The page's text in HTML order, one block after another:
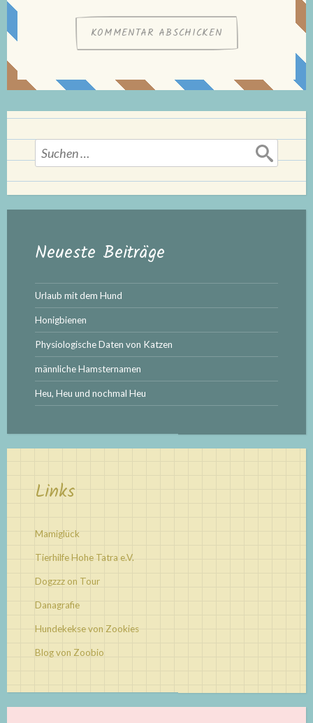
Suchen
nach:
Neueste Beiträge
Urlaub mit dem Hund
Honigbienen
Physiologische Daten von Katzen
männliche Hamsternamen
Heu, Heu und nochmal Heu
Links
Mamiglück
Tierhilfe Hohe Tatra e.V.
Dogzzz on Tour
Danagrafie
Hundekekse von Zookies
Blog von Zoobio